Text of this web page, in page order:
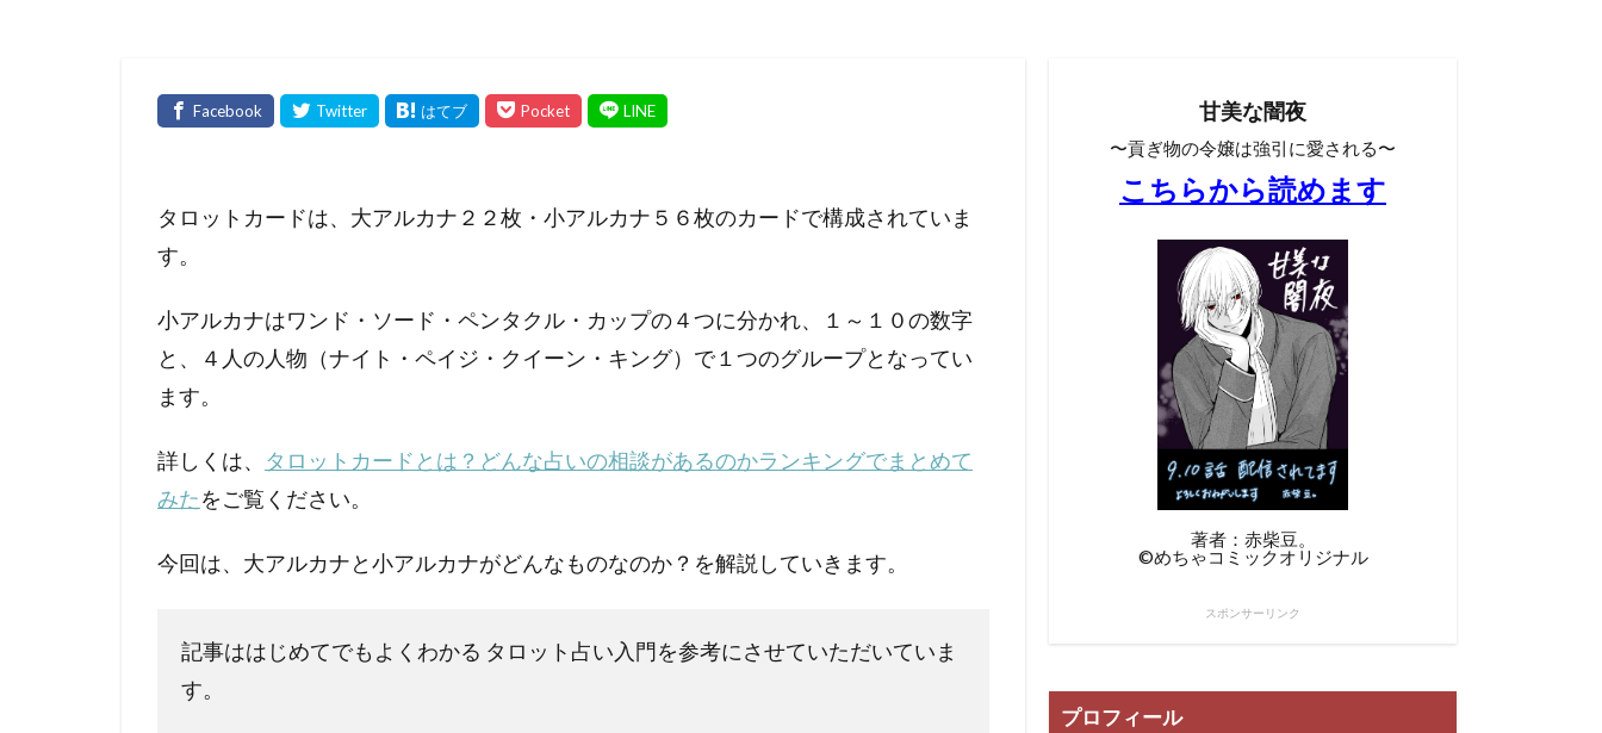
タロットカードは、大アルカナ２２枚・小アルカナ５６枚のカードで構成されていま
す。
小アルカナはワンド・ソード・ペンタクル・カップの４つに分かれ、１～１０の数字
と、４人の人物（ナイト・ペイジ・クイーン・キング）で１つのグループとなってい
ます。
詳しくは、 タロットカードとは？どんな占いの相談があるのかランキングでまとめて
みたをご覧ください。
今回は、大アルカナと小アルカナがどんなものなのか？を解説していきます。
記事ははじめてでもよくわかる タロット占い入門 を参考にさせていただいていま
す。
甘美な闇夜
〜貢ぎ物の令嬢は強引に愛される〜
こちらから読めます
著者：赤柴豆。
©︎めちゃコミックオリジナル
スポンサーリンク
プロフィール